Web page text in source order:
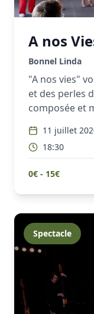
A nos
Bonnel Linda
"A nos vies"
et des perles
composée et
11 juillet
18:30
0€ - 15€
Spectacle